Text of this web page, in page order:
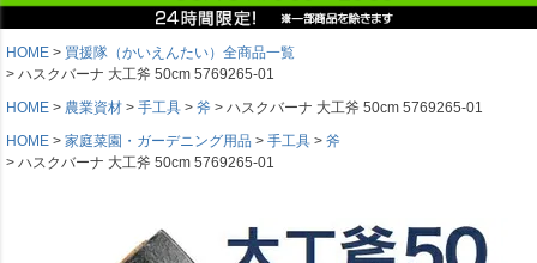
HOME
買援隊（かいえんたい）全商品一覧
ハスクバーナ 大工斧 50cm 5769265-01
HOME
農業資材 手工具 斧
ハスクバーナ 大工斧 50cm 5769265-01
HOME
家庭菜園・ガーデニング用品 手工具
斧
ハスクバーナ 大工斧 50cm 5769265-01